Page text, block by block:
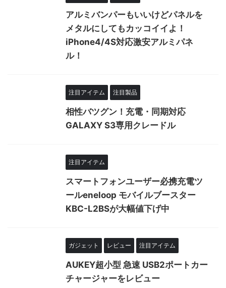
アルミバンパーもいいけどパネルを
メタルにしてもカッコイイよ！
iPhone4/4S対応激安アルミパネ
ル！
注目アイテム 注目製品
相性バツグン！充電・同期対応
GALAXY S3専用クレードル
注目アイテム
スマートフォンユーザー必携充電ツ
ールeneloop モバイルブースター
KBC-L2BSが大幅値下げ中
ガジェット レビュー 注目アイテム
AUKEY超小型 急速 USB2ポートカー
チャージャーをレビュー